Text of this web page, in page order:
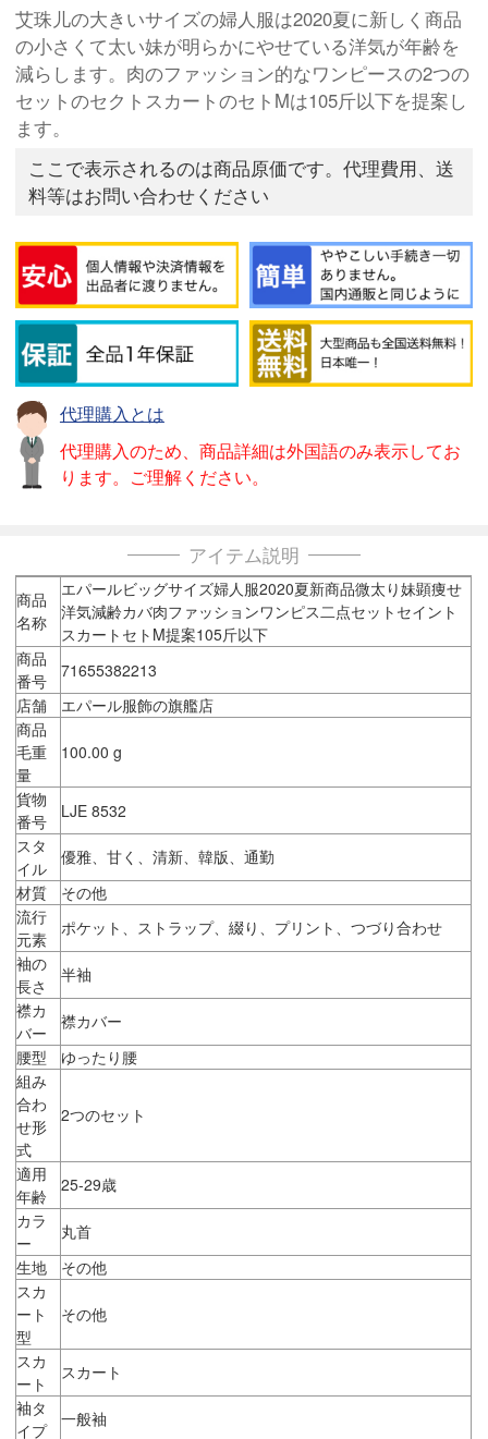
艾珠儿の大きいサイズの婦人服は2020夏に新しく商品
の小さくて太い妹が明らかにやせている洋気が年齢を
減らします。肉のファッション的なワンピースの2つの
セットのセクトスカートのセトMは105斤以下を提案し
ます。
ここで表示されるのは商品原価です。代理費用、送
料等はお問い合わせください
代理購入とは
代理購入のため、商品詳細は外国語のみ表示してお
ります。ご理解ください。
アイテム説明
商品
名称
エパールビッグサイズ婦人服2020夏新商品微太り妹顕痩せ
洋気減齢カバ肉ファッションワンピス二点セットセイント
スカートセトM提案105斤以下
商品
番号
71655382213
店舗
エパール服飾の旗艦店
商品
毛重
量
100.00 g
貨物
番号
LJE 8532
スタ
イル
優雅、甘く、清新、韓版、通勤
材質
その他
流行
元素
ポケット、ストラップ、綴り、プリント、つづり合わせ
袖の
長さ
半袖
襟カ
バー
襟カバー
腰型
ゆったり腰
組み
合わ
せ形
式
2つのセット
適用
年齢
25-29歳
カラ
ー
丸首
生地
その他
スカ
ート
型
その他
スカ
ート
スカート
袖タ
イプ
一般袖